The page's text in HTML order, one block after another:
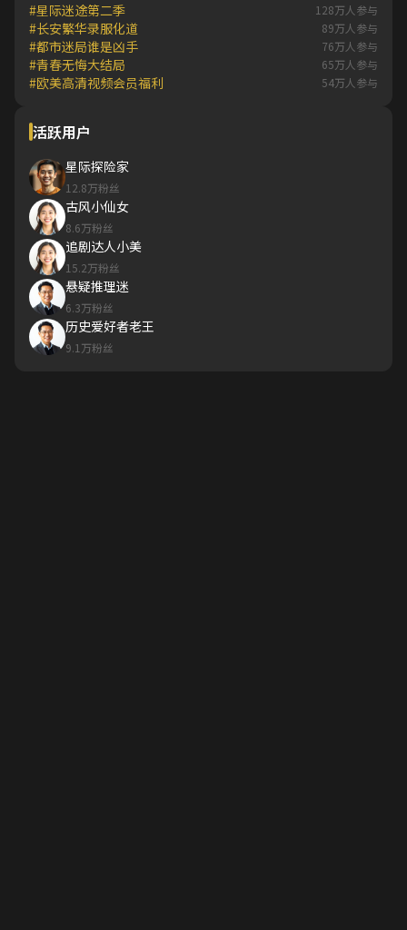
#星际迷途第二季 128万人参与
#长安繁华录服化道 89万人参与
#都市迷局谁是凶手 76万人参与
#青春无悔大结局 65万人参与
#欧美高清视频会员福利 54万人参与
活跃用户
星际探险家
12.8万粉丝
古风小仙女
8.6万粉丝
追剧达人小美
15.2万粉丝
悬疑推理迷
6.3万粉丝
历史爱好者老王
9.1万粉丝